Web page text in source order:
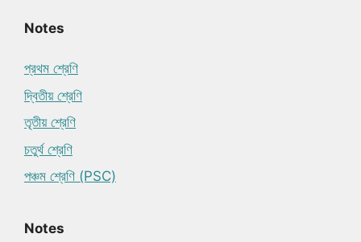
Notes
প্রথম শ্রেণি
দ্বিতীয় শ্রেণি
তৃতীয় শ্রেণি
চতুর্থ শ্রেণি
পঞ্চম শ্রেণি (PSC)
Notes